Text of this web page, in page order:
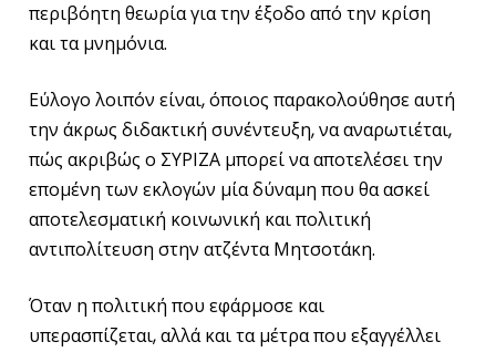
περιβόητη θεωρία για την έξοδο από την κρίση
και τα μνημόνια.
Εύλογο λοιπόν είναι, όποιος παρακολούθησε αυτή
την άκρως διδακτική συνέντευξη, να αναρωτιέται,
πώς ακριβώς ο ΣΥΡΙΖΑ μπορεί να αποτελέσει την
επομένη των εκλογών μία δύναμη που θα ασκεί
αποτελεσματική κοινωνική και πολιτική
αντιπολίτευση στην ατζέντα Μητσοτάκη.
Όταν η πολιτική που εφάρμοσε και
υπερασπίζεται, αλλά και τα μέτρα που εξαγγέλλει